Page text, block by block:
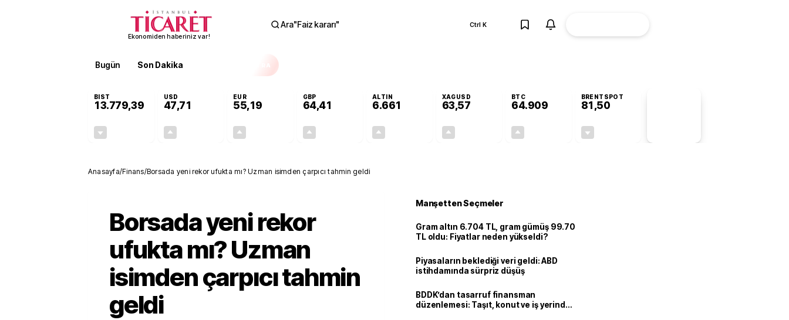
Ekonomiden haberiniz var!
Ara"Faiz kararı" Ctrl K
Bugün Son Dakika
BIST
13.779,39
USD
47,71
EUR
55,19
GBP
64,41
ALTIN
6.661
XAGUSD
63,57
BTC
64.909
BRENTSPOT
81,50
Anasayfa/Finans/Borsada yeni rekor ufukta mı? Uzman isimden çarpıcı tahmin geldi
Borsada yeni rekor
ufukta mı? Uzman
isimden çarpıcı tahmin
geldi
Manşetten Seçmeler
Gram altın 6.704 TL, gram gümüş 99.70
TL oldu: Fiyatlar neden yükseldi?
Piyasaların beklediği veri geldi: ABD
istihdamında sürpriz düşüş
BDDK’dan tasarruf finansman
düzenlemesi: Taşıt, konut ve iş yerinde